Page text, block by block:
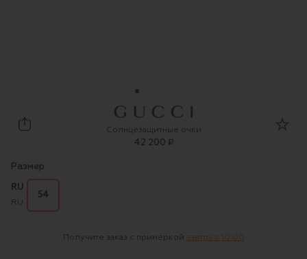
Gucci
Солнцезащитные очки
42 200 ₽
Размер
RU
RU
54
Получите заказ с примеркой завтра c 10:00